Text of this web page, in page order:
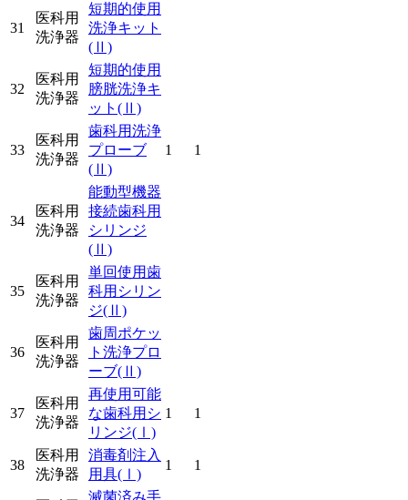
31
医科用
洗浄器
短期的使用
洗浄キット
(Ⅱ)
32
医科用
洗浄器
短期的使用
膀胱洗浄キ
ット (Ⅱ)
33
医科用
洗浄器
歯科用洗浄
プローブ
(Ⅱ)
1 1
34
医科用
洗浄器
能動型機器
接続歯科用
シリンジ
(Ⅱ)
35
医科用
洗浄器
単回使用歯
科用シリン
ジ(Ⅱ)
36
医科用
洗浄器
歯周ポケッ
ト洗浄プロ
ーブ(Ⅱ)
37
医科用
洗浄器
再使用可能
な歯科用シ
リンジ(Ⅰ)
1 1
38
医科用
洗浄器
消毒剤注入
用具(Ⅰ)
1 1